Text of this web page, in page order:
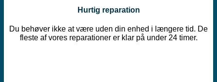
Hurtig reparation
Du behøver ikke at være uden din enhed i længere tid. De
fleste af vores reparationer er klar på under 24 timer.